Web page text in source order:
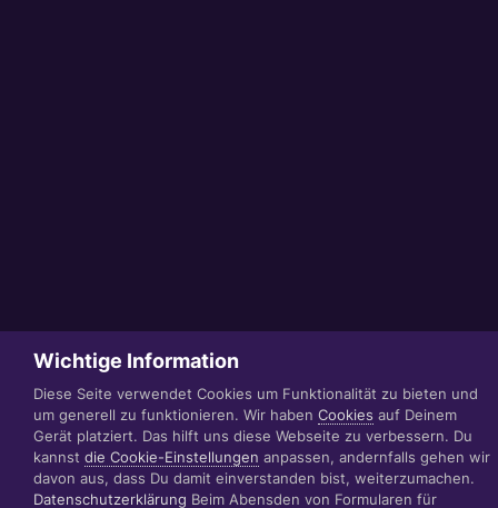
Wichtige Information
Diese Seite verwendet Cookies um Funktionalität zu bieten und
um generell zu funktionieren. Wir haben Cookies auf Deinem
Gerät platziert. Das hilft uns diese Webseite zu verbessern. Du
kannst die Cookie-Einstellungen anpassen, andernfalls gehen wir
davon aus, dass Du damit einverstanden bist, weiterzumachen.
Datenschutzerklärung Beim Abensden von Formularen für